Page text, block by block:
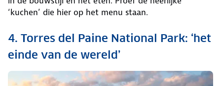
‘kuchen’ die hier op het menu staan.
4. Torres del Paine National Park: ‘het
einde van de wereld’